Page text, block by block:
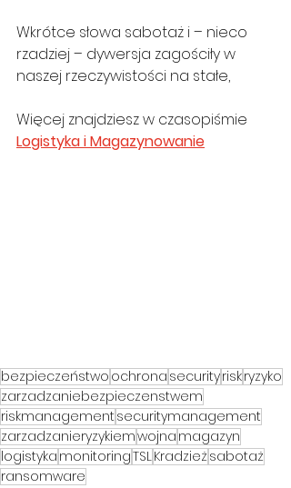
Wkrótce słowa sabotaż i – nieco
rzadziej – dywersja zagościły w
naszej rzeczywistości na stałe,
Więcej znajdziesz w czasopiśmie
Logistyka i Magazynowanie
bezpieczeństwo ochrona securityriskryzyko
zarzadzaniebezpieczenstwem
riskmanagement securitymanagement
zarzadzanieryzykiemwojna magazyn
logistyka monitoringTSLKradzież sabotaż
ransomware